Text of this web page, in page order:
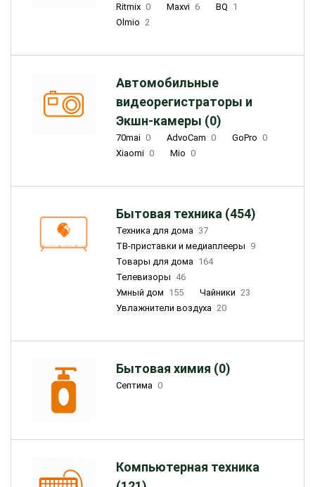
Ritmix 0 Maxvi 6 BQ 1
Olmio 2
Автомобильные
видеорегистраторы и
Экшн-камеры (0)
70mai 0 AdvoCam 0 GoPro 0
Xiaomi 0 Mio 0
Бытовая техника (454)
Техника для дома 37
ТВ-приставки и медиаплееры 9
Товары для дома 164
Телевизоры 46
Умный дом 155 Чайники 23
Увлажнители воздуха 20
Бытовая химия (0)
Септима 0
Компьютерная техника